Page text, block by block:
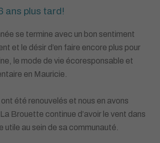
ans plus tard!
se termine avec un bon sentiment
et le désir d’en faire encore plus pour
le mode de vie écoresponsable et
en Mauricie.
été renouvelés et nous en avons
Brouette continue d’avoir le vent dans
utile au sein de sa communauté.